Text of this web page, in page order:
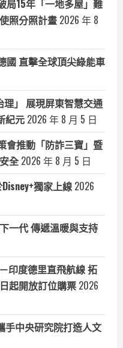
局15年「一地多屋」難
照分照計畫 2026 年 8
國 直擊全球頂尖綠能車
理」 展現屏東智慧交通
紀元 2026 年 8 月 5 日
會推動「防詐三寶」暨
全 2026 年 8 月 5 日
獨家上線 2026
一代 傳遞溫暖與支持
印度德里直飛航線 拓
起開放訂位購票 2026
中央研究院打造人文